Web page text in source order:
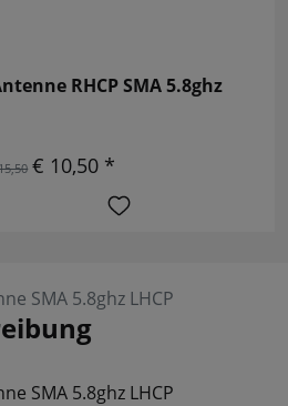
RHCP SMA 5.8ghz
€ 10,50 *
SMA 5.8ghz LHCP
SMA 5.8ghz LHCP